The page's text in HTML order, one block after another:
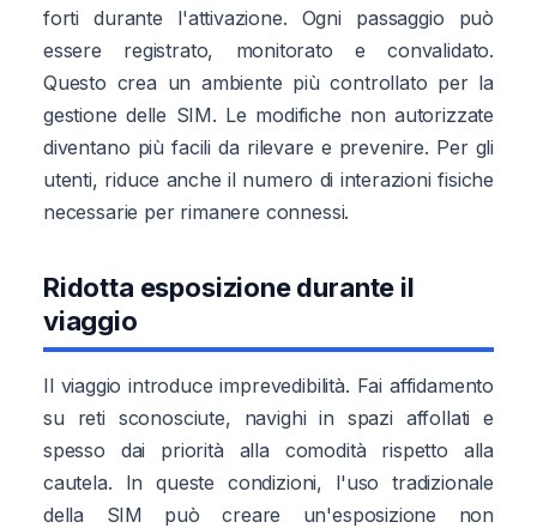
forti durante l'attivazione. Ogni passaggio può
essere registrato, monitorato e convalidato.
Questo crea un ambiente più controllato per la
gestione delle SIM. Le modifiche non autorizzate
diventano più facili da rilevare e prevenire. Per gli
utenti, riduce anche il numero di interazioni fisiche
necessarie per rimanere connessi.
Ridotta esposizione durante il
viaggio
Il viaggio introduce imprevedibilità. Fai affidamento
su reti sconosciute, navighi in spazi affollati e
spesso dai priorità alla comodità rispetto alla
cautela. In queste condizioni, l'uso tradizionale
della SIM può creare un'esposizione non